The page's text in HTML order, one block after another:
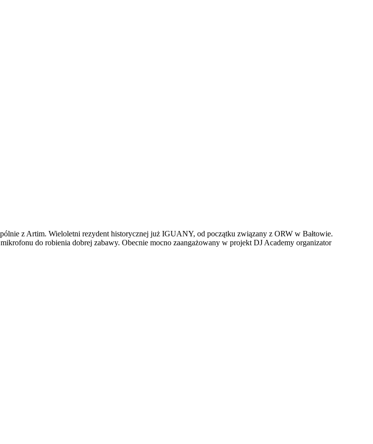
z Artim. Wieloletni rezydent historycznej już IGUANY, od początku związany z ORW w Bałtowie.
do robienia dobrej zabawy. Obecnie mocno zaangażowany w projekt DJ Academy organizator